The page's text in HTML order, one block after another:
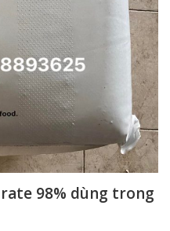
98% dùng trong